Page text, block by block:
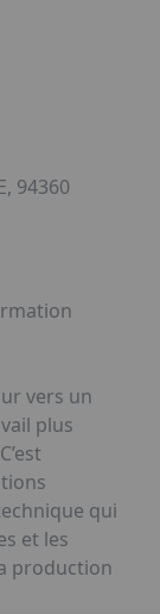
94360
vers un
plus
qui
et les
production